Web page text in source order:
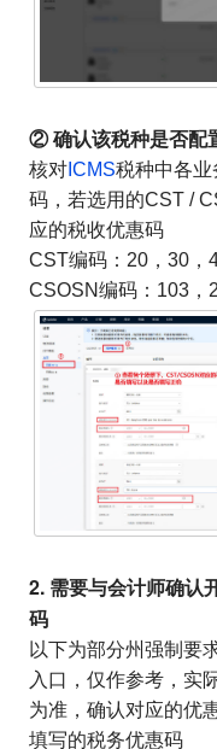
② 确认该税种是否配
核对 ICMS税种中各
码，若选用的CST /
应的税收优惠码
CST编码：20，30，
CSOSN编码：103，
2. 需要与会计师确认
码
以下为部分州强制要
入口，仅作参考，实
为准，确认对应的优
填写的税务优惠码